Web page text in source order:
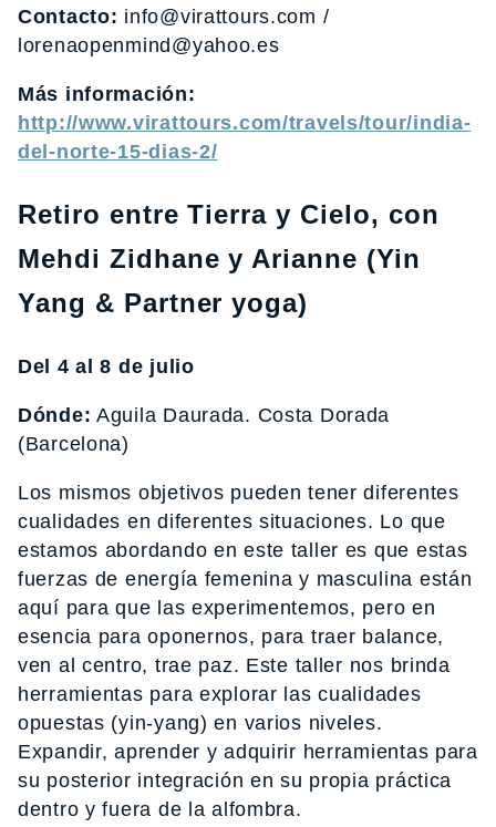
Contacto: info@virattours.com /
lorenaopenmind@yahoo.es
Más información:
http://www.virattours.com/travels/tour/india-
del-norte-15-dias-2/
Retiro entre Tierra y Cielo, con
Mehdi Zidhane y Arianne (Yin
Yang & Partner yoga)
Del 4 al 8 de julio
Dónde: Aguila Daurada. Costa Dorada
(Barcelona)
Los mismos objetivos pueden tener diferentes
cualidades en diferentes situaciones. Lo que
estamos abordando en este taller es que estas
fuerzas de energía femenina y masculina están
aquí para que las experimentemos, pero en
esencia para oponernos, para traer balance,
ven al centro, trae paz. Este taller nos brinda
herramientas para explorar las cualidades
opuestas (yin-yang) en varios niveles.
Expandir, aprender y adquirir herramientas para
su posterior integración en su propia práctica
dentro y fuera de la alfombra.